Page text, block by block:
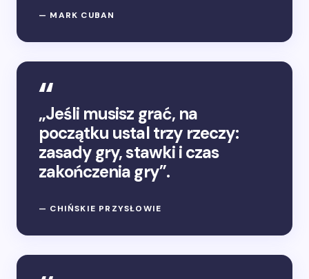
— MARK CUBAN
„Jeśli musisz grać, na
początku ustal trzy rzeczy:
zasady gry, stawki i czas
zakończenia gry”.
— CHIŃSKIE PRZYSŁOWIE